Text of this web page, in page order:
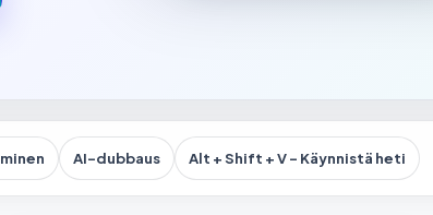
AI-dubbaus Alt + Shift + V – Käynnistä heti